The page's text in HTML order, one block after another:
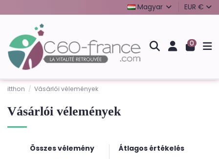
Magyar EUR €
0
itthon Vásárlói vélemények
Vásárlói vélemények
Összes vélemény Átlagos értékelés